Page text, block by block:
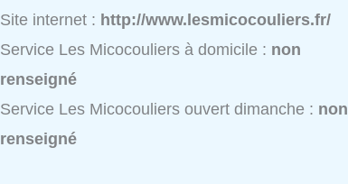
Site internet : http://www.lesmicocouliers.fr/
Service Les Micocouliers à domicile : non
renseigné
Service Les Micocouliers ouvert dimanche : non
renseigné